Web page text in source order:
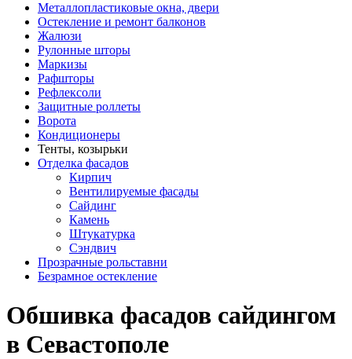
Металлопластиковые окна, двери
Остекление и ремонт балконов
Жалюзи
Рулонные шторы
Маркизы
Рафшторы
Рефлексоли
Защитные роллеты
Ворота
Кондиционеры
Тенты, козырьки
Отделка фасадов
Кирпич
Вентилируемые фасады
Сайдинг
Камень
Штукатурка
Сэндвич
Прозрачные рольставни
Безрамное остекление
Обшивка фасадов сайдингом
в Севастополе